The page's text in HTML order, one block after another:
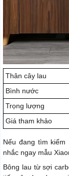
Thân cây lau
Bình nước
Trọng lượng
Giá tham khảo
Nếu đang tìm
nhắc ngay mẫu
Bông lau từ sợi